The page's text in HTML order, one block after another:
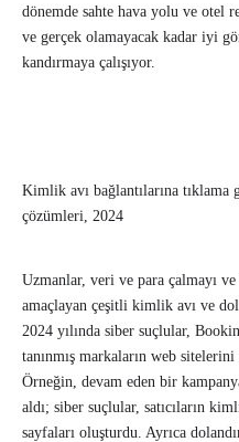
dönemde sahte hava yolu ve otel
ve gerçek olamayacak kadar iyi
kandırmaya çalışıyor.
Kimlik avı bağlantılarına
çözümleri, 2024
Uzmanlar, veri ve para çalmayı
amaçlayan çeşitli kimlik avı ve
2024 yılında siber suçlular,
tanınmış markaların web
Örneğin, devam eden bir
aldı; siber suçlular, satıcıların
sayfaları oluşturdu. Ayrıca